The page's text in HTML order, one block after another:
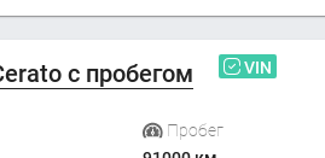
с пробегом VIN
Пробег